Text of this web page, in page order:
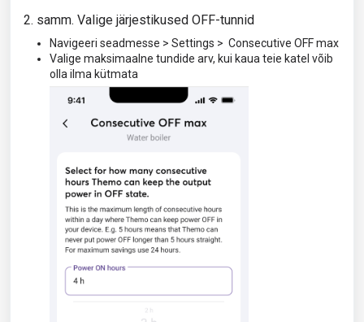
2. samm. Valige järjestikused OFF-tunnid
Navigeeri seadmesse > Settings > Consecutive OFF max
Valige maksimaalne tundide arv, kui kaua teie katel võib
olla ilma kütmata